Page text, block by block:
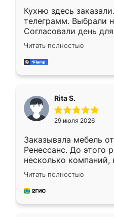
Кухню здесь
телеграмм. Выбрали
Согласовали день
недели кухня была
довольны работой.
мебель за
Читать полностью
Rita S.
29 июля 2026
Заказывала мебель
Ренессанс. До этого
несколько компаний,
эту. Сначала
приехал замерщик,
и снял размеры.
Читать полностью